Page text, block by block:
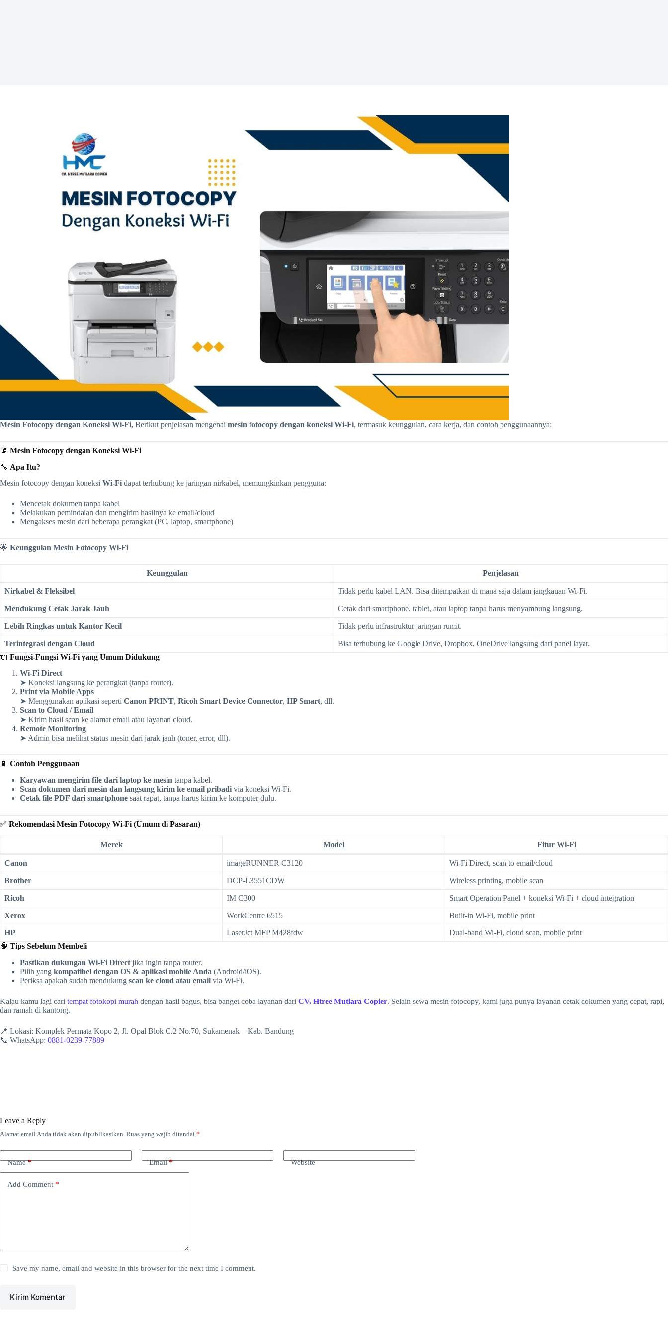
Mesin Fotocopy dengan Koneksi Wi-Fi, Berikut penjelasan mengenai mesin fotocopy dengan koneksi Wi-Fi, termasuk keunggulan, cara kerja, dan contoh penggunaannya:
📡 Mesin Fotocopy dengan Koneksi Wi-Fi
🔧 Apa Itu?
Mesin fotocopy dengan koneksi Wi-Fi dapat terhubung ke jaringan nirkabel, memungkinkan pengguna:
Mencetak dokumen tanpa kabel
Melakukan pemindaian dan mengirim hasilnya ke email/cloud
Mengakses mesin dari beberapa perangkat (PC, laptop, smartphone)
🌟 Keunggulan Mesin Fotocopy Wi-Fi
Keunggulan Penjelasan
Nirkabel & Fleksibel Tidak perlu kabel LAN. Bisa ditempatkan di mana saja dalam jangkauan Wi-Fi.
Mendukung Cetak Jarak Jauh Cetak dari smartphone, tablet, atau laptop tanpa harus menyambung langsung.
Lebih Ringkas untuk Kantor Kecil Tidak perlu infrastruktur jaringan rumit.
Terintegrasi dengan Cloud
Bisa terhubung ke Google Drive, Dropbox, OneDrive langsung dari panel layar.
🔌 Fungsi-Fungsi Wi-Fi yang Umum Didukung
Wi-Fi Direct
➤ Koneksi langsung ke perangkat (tanpa router).
Print via Mobile Apps
➤ Menggunakan aplikasi seperti Canon PRINT, Ricoh Smart Device Connector, HP Smart, dll.
Scan to Cloud / Email
➤ Kirim hasil scan ke alamat email atau layanan cloud.
Remote Monitoring
➤ Admin bisa melihat status mesin dari jarak jauh (toner, error, dll).
📱 Contoh Penggunaan
Karyawan mengirim file dari laptop ke mesin tanpa kabel.
Scan dokumen dari mesin dan langsung kirim ke email pribadi via koneksi Wi-Fi.
Cetak file PDF dari smartphone saat rapat, tanpa harus kirim ke komputer dulu.
✅ Rekomendasi Mesin Fotocopy Wi-Fi (Umum di Pasaran)
Merek Model Fitur Wi-Fi
Canon imageRUNNER C3120 Wi-Fi Direct, scan to email/cloud
Brother DCP-L3551CDW Wireless printing, mobile scan
Ricoh IM C300 Smart Operation Panel + koneksi Wi-Fi + cloud integration
Xerox WorkCentre 6515 Built-in Wi-Fi, mobile print
HP LaserJet MFP M428fdw
Dual-band Wi-Fi, cloud scan, mobile print
🧠 Tips Sebelum Membeli
Pastikan dukungan Wi-Fi Direct jika ingin tanpa router.
Pilih yang kompatibel dengan OS & aplikasi mobile Anda (Android/iOS).
Periksa apakah sudah mendukung scan ke cloud atau email via Wi-Fi.
Kalau kamu lagi cari tempat fotokopi murah dengan hasil bagus, bisa banget coba layanan dari CV. Htree Mutiara Copier. Selain sewa mesin fotocopy, kami juga punya layanan cetak dokumen yang cepat, rapi,
dan ramah di kantong.
📍 Lokasi: Komplek Permata Kopo 2, Jl. Opal Blok C.2 No.70, Sukamenak – Kab. Bandung
📞 WhatsApp: 0881-0239-77889
Leave a Reply
Alamat email Anda tidak akan dipublikasikan. Ruas yang wajib ditandai *
Name* Email* Website
Add Comment *
Save my name, email and website in this browser for the next time I comment.
Kirim Komentar